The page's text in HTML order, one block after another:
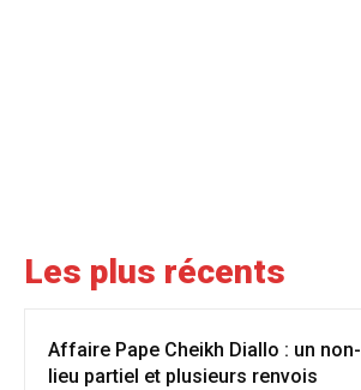
Les plus récents
Affaire Pape Cheikh Diallo : un non-
lieu partiel et plusieurs renvois